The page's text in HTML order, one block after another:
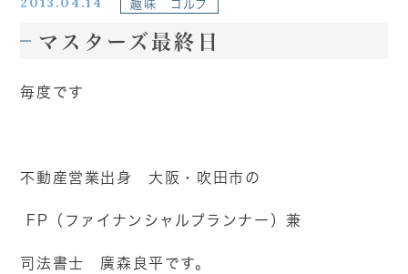
趣味 ゴルフ
マスターズ最終日
毎度です
不動産営業出身 大阪・吹田市の
FP（ファイナンシャルプランナー）兼
司法書士 廣森良平です。